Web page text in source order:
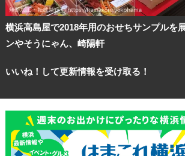
横浜高島屋で2018年用のおせちサンプルを
ンやそうにゃん、崎陽軒
いいね！して更新情報を受け取る！